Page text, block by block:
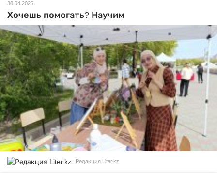
30.04.2026
Хочешь помогать? Научим
Редакция Liter.kz